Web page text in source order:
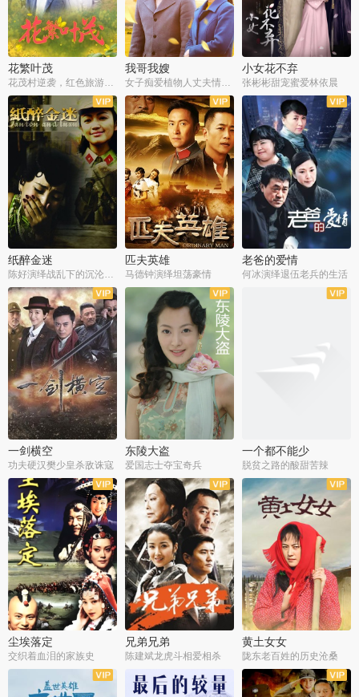
花繁叶茂
花茂村逆袭，红色旅游出圈
我哥我嫂
女子痴爱植物人丈夫情定一生
小女花不弃
张彬彬甜宠蜜爱林依晨
全42集
纸醉金迷
全35集
匹夫英雄
马德钟演绎坦荡豪情
全32集
老爸的爱情
何冰演绎退伍老兵的生活
全40集
一剑横空
功夫硬汉樊少皇杀敌诛寇
全33集
东陵大盗
爱国志士夺宝奇兵
一个都不能少
脱贫之路的酸甜苦辣
全25集
尘埃落定
交织着血泪的家族史
全50集
兄弟兄弟
陈建斌龙虎斗相爱相杀
全23集
黄土女女
陇东老百姓的历史沧桑
全36集
全28集 全44集